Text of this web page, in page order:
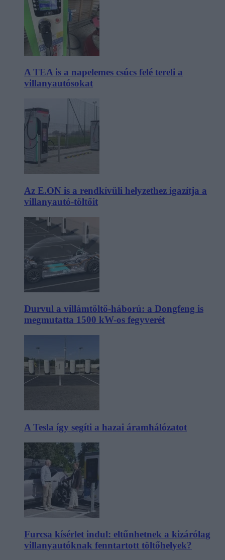
A TEA is a napelemes csúcs felé tereli a
villanyautósokat
Az E.ON is a rendkívüli helyzethez igazítja a
villanyautó-töltőit
Durvul a villámtöltő-háború: a Dongfeng is
megmutatta 1500 kW-os fegyverét
A Tesla így segíti a hazai áramhálózatot
Furcsa kísérlet indul: eltűnhetnek a kizárólag
villanyautóknak fenntartott töltőhelyek?